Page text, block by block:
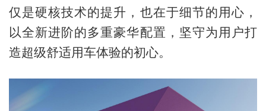
仅是硬核技术的提升，也在于细节的用心，
以全新进阶的多重豪华配置，坚守为用户打
造超级舒适用车体验的初心。